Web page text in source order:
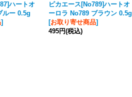
ハートオ
ルー 0.5g
]
ピカエース[No789]ハートオ
ーロラ No789 ブラウン 0.5g
[お取り寄せ商品]
495円(税込)